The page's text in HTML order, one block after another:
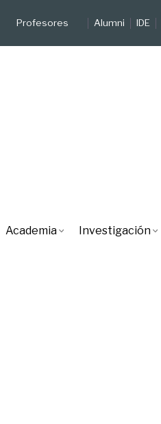
Profesores Alumni IDE
Academia Investigación